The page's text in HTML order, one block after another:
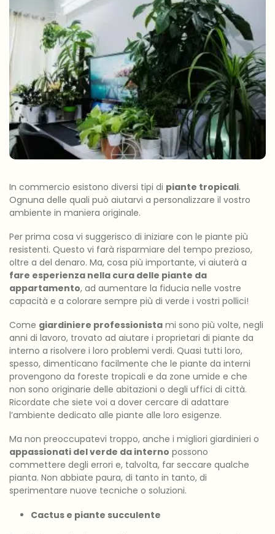
In commercio esistono diversi tipi di piante tropicali.
Ognuna delle quali può aiutarvi a personalizzare il vostro
ambiente in maniera originale.
Per prima cosa vi suggerisco di iniziare con le piante più
resistenti. Questo vi farà risparmiare del tempo prezioso,
oltre a del denaro. Ma, cosa più importante, vi aiuterà a
fare esperienza nella cura delle piante da
appartamento, ad aumentare la fiducia nelle vostre
capacità e a colorare sempre più di verde i vostri pollici!
Come giardiniere professionista mi sono più volte, negli
anni di lavoro, trovato ad aiutare i proprietari di piante da
interno a risolvere i loro problemi verdi. Quasi tutti loro,
spesso, dimenticano facilmente che le piante da interni
provengono da foreste tropicali e da zone umide e che
non sono originarie delle abitazioni o degli uffici di città.
Ricordate che siete voi a dover cercare di adattare
l’ambiente dedicato alle piante alle loro esigenze.
Ma non preoccupatevi troppo, anche i migliori giardinieri o
appassionati del verde da interno possono
commettere degli errori e, talvolta, far seccare qualche
pianta. Non abbiate paura, di tanto in tanto, di
sperimentare nuove tecniche o soluzioni.
Cactus e piante succulente